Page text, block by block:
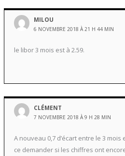
MILOU
6 NOVEMBRE 2018 À 21 H 44 MIN
le libor 3 mois est à 2.59.
CLÉMENT
7 NOVEMBRE 2018 À 9 H 28 MIN
A nouveau 0,7 d’écart entre le 3 mois
ce demander si les chiffres ont